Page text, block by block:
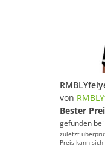
von
Bester
gefunden bei
zuletzt
Preis kann